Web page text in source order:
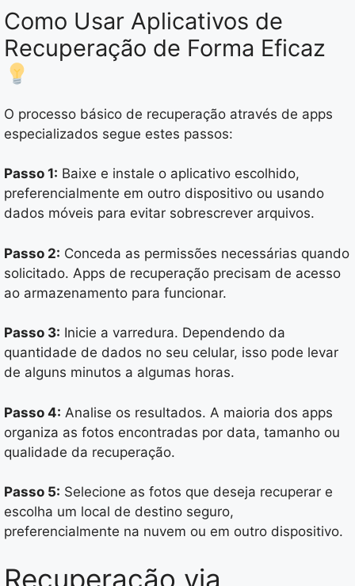
Como Usar Aplicativos de
Recuperação de Forma Eficaz
O processo básico de recuperação através de apps
especializados segue estes passos:
Passo 1: Baixe e instale o aplicativo escolhido,
preferencialmente em outro dispositivo ou usando
dados móveis para evitar sobrescrever arquivos.
Passo 2: Conceda as permissões necessárias quando
solicitado. Apps de recuperação precisam de acesso
ao armazenamento para funcionar.
Passo 3: Inicie a varredura. Dependendo da
quantidade de dados no seu celular, isso pode levar
de alguns minutos a algumas horas.
Passo 4: Analise os resultados. A maioria dos apps
organiza as fotos encontradas por data, tamanho ou
qualidade da recuperação.
Passo 5: Selecione as fotos que deseja recuperar e
escolha um local de destino seguro,
preferencialmente na nuvem ou em outro dispositivo.
Recuperação via